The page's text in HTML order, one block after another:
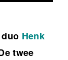
Henk
twee